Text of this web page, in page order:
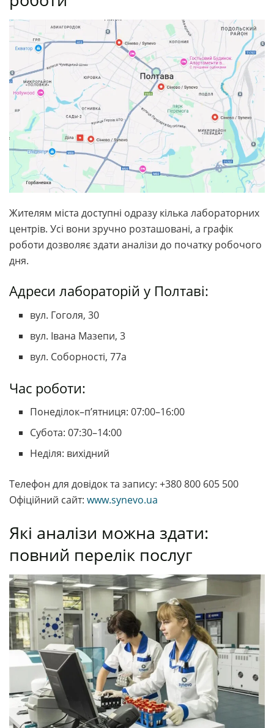
Жителям міста доступні одразу кілька лабораторних
центрів. Усі вони зручно розташовані, а графік
роботи дозволяє здати аналізи до початку робочого
дня.
Адреси лабораторій у Полтаві:
вул. Гоголя, 30
вул. Івана Мазепи, 3
вул. Соборності, 77а
Час роботи:
Понеділок–п’ятниця: 07:00–16:00
Субота: 07:30–14:00
Неділя: вихідний
Телефон для довідок та запису: +380 800 605 500
Офіційний сайт: www.synevo.ua
Які аналізи можна здати:
повний перелік послуг